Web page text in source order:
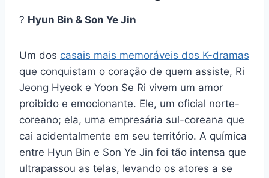
? Hyun Bin & Son Ye Jin
Um dos casais mais memoráveis dos K-dramas
que conquistam o coração de quem assiste, Ri
Jeong Hyeok e Yoon Se Ri vivem um amor
proibido e emocionante. Ele, um oficial norte-
coreano; ela, uma empresária sul-coreana que
cai acidentalmente em seu território. A química
entre Hyun Bin e Son Ye Jin foi tão intensa que
ultrapassou as telas, levando os atores a se